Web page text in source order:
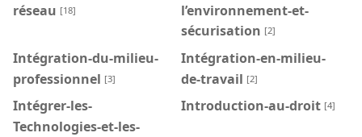
réseau [18]
l’environnement-et-
sécurisation [2]
Intégration-du-milieu-
professionnel [3]
Intégration-en-milieu-
de-travail [2]
Intégrer-les-
Technologies-et-les-
Introduction-au-droit [4]